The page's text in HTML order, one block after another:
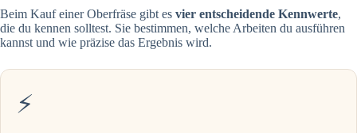
Beim Kauf einer Oberfräse gibt es vier entscheidende Kennwerte,
die du kennen solltest. Sie bestimmen, welche Arbeiten du ausführen
kannst und wie präzise das Ergebnis wird.
⚡